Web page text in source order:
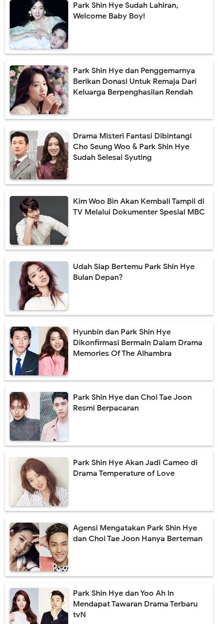
Park Shin Hye Sudah Lahiran,
Welcome Baby Boy!
Park Shin Hye dan Penggemarnya
Berikan Donasi Untuk Remaja Dari
Keluarga Berpenghasilan Rendah
Drama Misteri Fantasi Dibintangi
Cho Seung Woo & Park Shin Hye
Sudah Selesai Syuting
Kim Woo Bin Akan Kembali Tampil di
TV Melalui Dokumenter Spesial MBC
Udah Siap Bertemu Park Shin Hye
Bulan Depan?
Hyunbin dan Park Shin Hye
Dikonfirmasi Bermain Dalam Drama
Memories Of The Alhambra
Park Shin Hye dan Choi Tae Joon
Resmi Berpacaran
Park Shin Hye Akan Jadi Cameo di
Drama Temperature of Love
Agensi Mengatakan Park Shin Hye
dan Choi Tae Joon Hanya Berteman
Park Shin Hye dan Yoo Ah In
Mendapat Tawaran Drama Terbaru
tvN